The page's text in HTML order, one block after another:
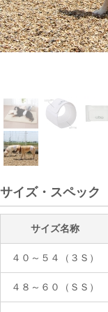
サイズ・スペック
サイズ名称
４０～５４（３Ｓ）
４８～６０（ＳＳ）